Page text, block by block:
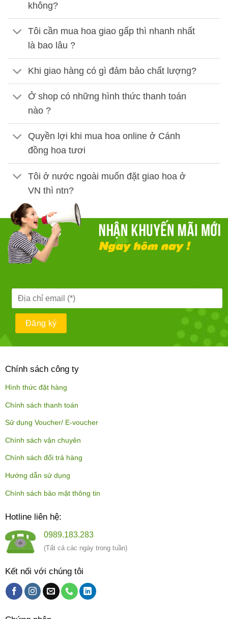
không?
Tôi cần mua hoa giao gấp thì nhanh nhất
là bao lâu ?
Khi giao hàng có gì đảm bảo chất lượng?
Ở shop có những hình thức thanh toán
nào ?
Quyền lợi khi mua hoa online ở Cánh
đồng hoa tươi
Tôi ở nước ngoài muốn đặt giao hoa ở
VN thì ntn?
Chính sách công ty
Hình thức đặt hàng
Chính sách thanh toán
Sử dụng Voucher/ E-voucher
Chính sách vận chuyên
Chính sách đổi trả hàng
Hướng dẫn sử dụng
Chính sách bảo mật thông tin
Hotline liên hệ:
0989.183.283
(Tất cả các ngày trong tuần)
Kết nối với chúng tôi